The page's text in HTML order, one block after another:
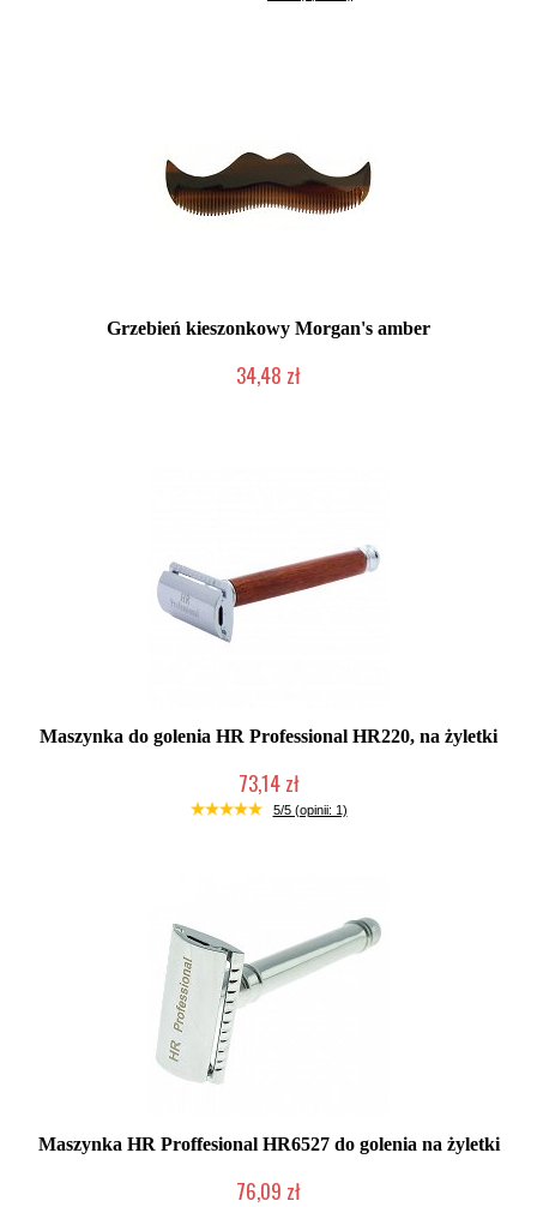
Grzebień kieszonkowy Morgan's amber
34,48 zł
Maszynka do golenia HR Professional HR220, na żyletki
73,14 zł
Duża ilość (wysyłka w 24h)
5/5 (opinii: 1)
Maszynka HR Proffesional HR6527 do golenia na żyletki
76,09 zł